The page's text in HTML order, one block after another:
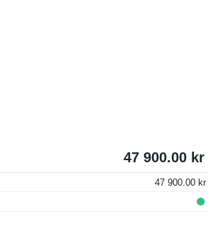
47 900.00
47 900.00